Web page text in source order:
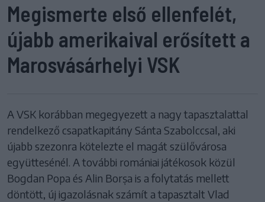
Megismerte első ellenfelét,
újabb amerikaival erősített a
Marosvásárhelyi VSK
A VSK korábban megegyezett a nagy tapasztalattal
rendelkező csapatkapitány Sánta Szabolccsal, aki
újabb szezonra kötelezte el magát szülővárosa
együttesénél. A további romániai játékosok közül
Bogdan Popa és Alin Borșa is a folytatás mellett
döntött, új igazolásnak számít a tapasztalt Vlad